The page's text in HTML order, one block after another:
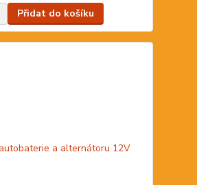
Přidat do košíku